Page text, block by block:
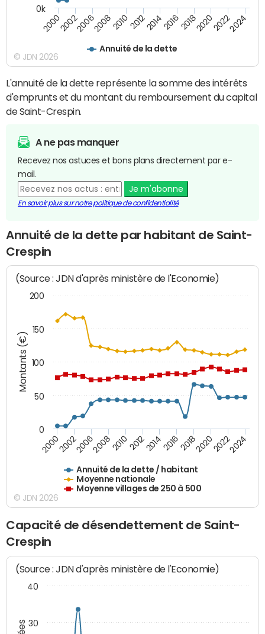
Annuité de la dette
200020022006200820102012201420162018202020222024
0k
© JDN 2026
L'annuité de la dette représente la somme des intérêts
d'emprunts et du montant du remboursement du capital
de Saint-Crespin.
A ne pas manquer
Recevez nos astuces et bons plans directement par e-
mail.
Je m'abonne
En savoir plus sur notre politique de confidentialité
Annuité de la dette par habitant de Saint-
Crespin
Montants (€)
(Source : JDN d'après ministère de l'Economie)
Annuité de la dette / habitant
Moyenne nationale
Moyenne villages de 250 à 500
200020022006200820102012201420162018202020222024
0
50
100
150
200
© JDN 2026
Capacité de désendettement de Saint-
Crespin
(Source : JDN d'après ministère de l'Economie)
30
40